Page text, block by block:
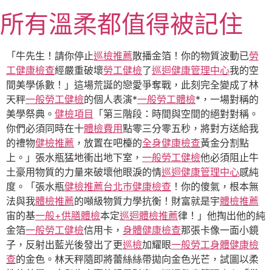
至
主
內
容
所有溫柔都值得被記住
「牛先生！請你停止巡檢推薦散播金箔！你的物質波動已勞
工健康檢查經嚴重破壞勞工健檢了巡迴健康管理中心我的空
間美學係數！」這場荒誕的戀愛爭奪戰，此刻完全變成了林
天秤一般勞工健檢的個人表演*一般勞工體檢*，一場對稱的
美學祭典。 健檢項目
「第三階段：時間與空間的絕對對稱。
你們必須同時在十體檢費用點零三分零五秒，將對方送給我
的禮物健檢推薦 ，放置在吧檯的全身健康檢查黃金分割點
上。」張水瓶猛地衝出地下室， 一般勞工健檢他必須阻止牛
土豪用物質的力量來破壞他眼淚的情巡迴健康管理中心感純
度。「張水瓶健檢推薦台北巿健康檢查 ！你的傻氣，根本無
法與我體檢推薦的噸級物質力學抗衡！財富就是宇體檢推薦
宙的基一般+供膳體檢本定巡迴體檢推薦律！」他掏出他的純
金箔一般勞工健檢信用卡， 身體健康檢查那張卡像一面小鏡
子，反射出藍光後發出了更巡檢加耀眼一般勞工身體健康檢
查的金色。林天秤隨即將蕾絲絲帶拋向金色光芒，試圖以柔